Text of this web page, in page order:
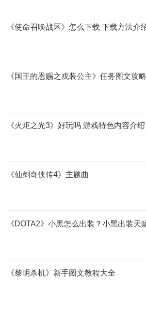
《使命召唤战区》怎么下载 下载方法介
《国王的恩赐之戎装公主》任务图文攻略
《火炬之光3》好玩吗 游戏特色内容介绍
《仙剑奇侠传4》主题曲
《DOTA2》小黑怎么出装？小黑出装天
《黎明杀机》新手图文教程大全